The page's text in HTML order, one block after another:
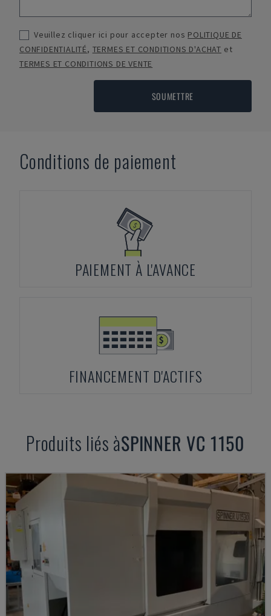
Veuillez cliquer ici pour accepter nos POLITIQUE DE
CONFIDENTIALITÉ, TERMES ET CONDITIONS D'ACHAT et
TERMES ET CONDITIONS DE VENTE
SOUMETTRE
Conditions de paiement
PAIEMENT À L'AVANCE
FINANCEMENT D'ACTIFS
Produits liés àSPINNER VC 1150